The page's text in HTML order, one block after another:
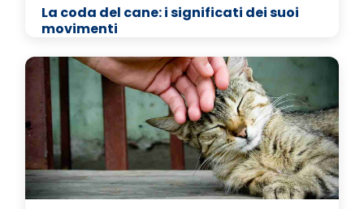
La coda del cane: i significati dei suoi
movimenti